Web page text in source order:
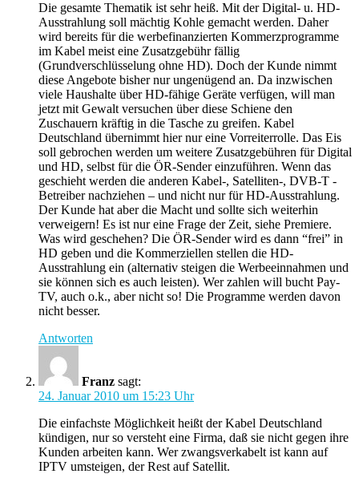
Die gesamte Thematik ist sehr heiß. Mit der Digital- u. HD-
Ausstrahlung soll mächtig Kohle gemacht werden. Daher
wird bereits für die werbefinanzierten Kommerzprogramme
im Kabel meist eine Zusatzgebühr fällig
(Grundverschlüsselung ohne HD). Doch der Kunde nimmt
diese Angebote bisher nur ungenügend an. Da inzwischen
viele Haushalte über HD-fähige Geräte verfügen, will man
jetzt mit Gewalt versuchen über diese Schiene den
Zuschauern kräftig in die Tasche zu greifen. Kabel
Deutschland übernimmt hier nur eine Vorreiterrolle. Das Eis
soll gebrochen werden um weitere Zusatzgebühren für Digital
und HD, selbst für die ÖR-Sender einzuführen. Wenn das
geschieht werden die anderen Kabel-, Satelliten-, DVB-T -
Betreiber nachziehen – und nicht nur für HD-Ausstrahlung.
Der Kunde hat aber die Macht und sollte sich weiterhin
verweigern! Es ist nur eine Frage der Zeit, siehe Premiere.
Was wird geschehen? Die ÖR-Sender wird es dann “frei” in
HD geben und die Kommerziellen stellen die HD-
Ausstrahlung ein (alternativ steigen die Werbeeinnahmen und
sie können sich es auch leisten). Wer zahlen will bucht Pay-
TV, auch o.k., aber nicht so! Die Programme werden davon
nicht besser.
Antworten
Franz sagt:
24. Januar 2010 um 15:23 Uhr
Die einfachste Möglichkeit heißt der Kabel Deutschland
kündigen, nur so versteht eine Firma, daß sie nicht gegen ihre
Kunden arbeiten kann. Wer zwangsverkabelt ist kann auf
IPTV umsteigen, der Rest auf Satellit.